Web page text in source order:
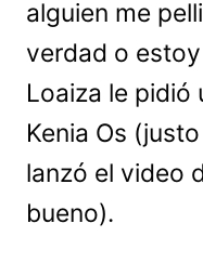
alguien me
verdad o
Loaiza le pidió
Kenia Os
lanzó el video
bueno).